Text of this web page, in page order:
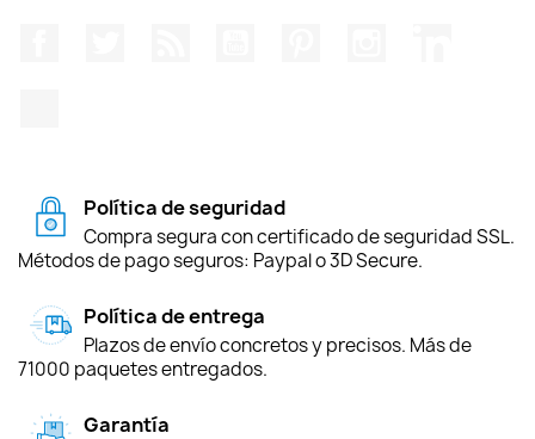
Política de seguridad
Compra segura con certificado de seguridad SSL.
Métodos de pago seguros: Paypal o 3D Secure.
Política de entrega
Plazos de envío concretos y precisos. Más de
71000 paquetes entregados.
Garantía